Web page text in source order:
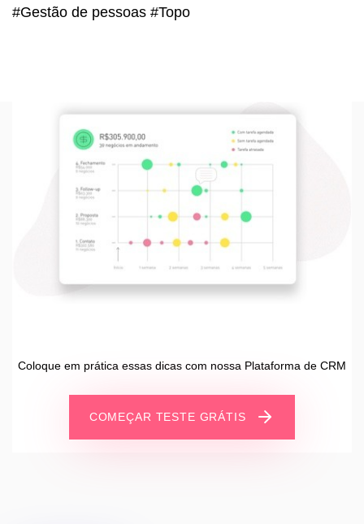
#Gestão de pessoas #Topo
Coloque em prática essas dicas com nossa Plataforma de CRM
COMEÇAR TESTE GRÁTIS